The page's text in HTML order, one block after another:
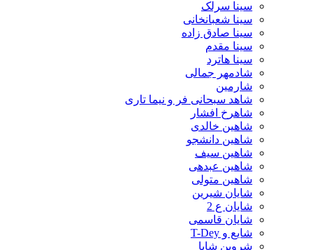
سینا سرلک
سینا شعبانخانی
سینا صادق زاده
سینا مقدم
سینا هاترد
شادمهر جمالی
شارمین
شاهد سبحانی فر و نیما تاری
شاهرخ افشار
شاهین خالدی
شاهین دانشجو
شاهین سیف
شاهین عبدهی
شاهین متولی
شایان شیرین
شایان ع 2
شایان قاسمی
شایع و T-Dey
شروین شایا